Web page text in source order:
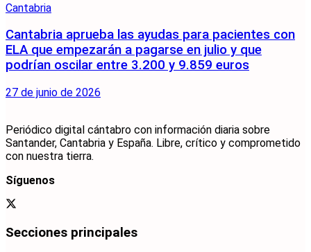
Cantabria
Cantabria aprueba las ayudas para pacientes con
ELA que empezarán a pagarse en julio y que
podrían oscilar entre 3.200 y 9.859 euros
27 de junio de 2026
Periódico digital cántabro con información diaria sobre
Santander, Cantabria y España. Libre, crítico y comprometido
con nuestra tierra.
Síguenos
Secciones principales